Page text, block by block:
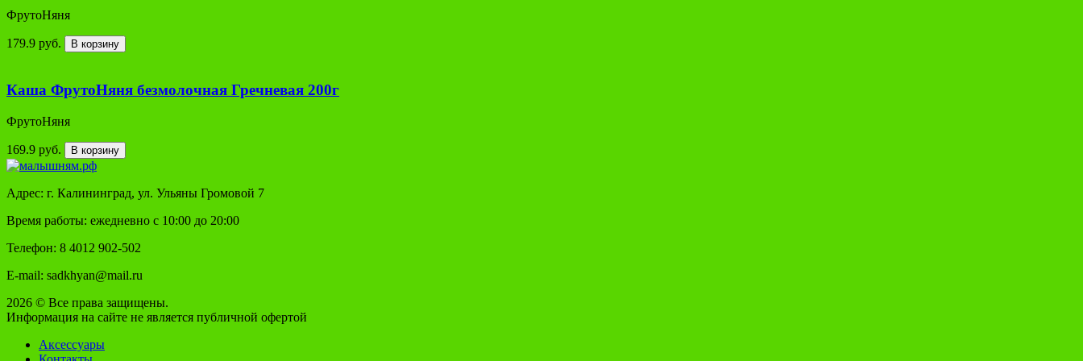
ФрутоНяня
179.9 руб. В корзину
Каша ФрутоНяня безмолочная Гречневая 200г
ФрутоНяня
169.9 руб. В корзину
Адрес: г. Калининград, ул. Ульяны Громовой 7
Время работы: ежедневно с 10:00 до 20:00
Телефон: 8 4012 902-502
E-mail: sadkhyan@mail.ru
2026 © Все права защищены.
Информация на сайте не является публичной офертой
Аксессуары